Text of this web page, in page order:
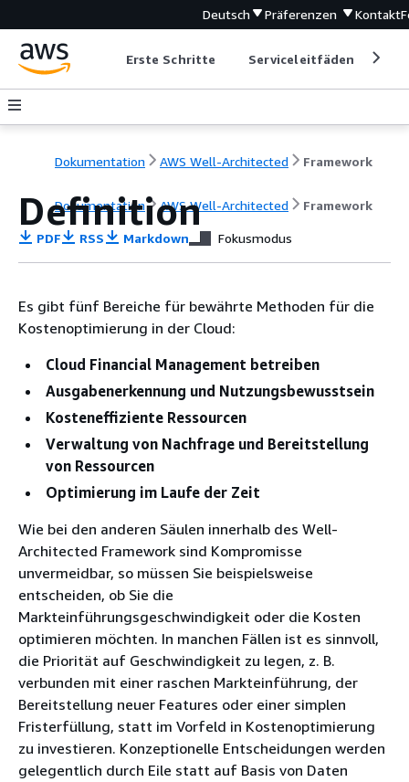
Deutsch Präferenzen Kontakt
Erste Schritte Serviceleitfäden
Dokumentation AWS Well-Architected Framework
Dokumentation AWS Well-Architected Framework
Definition
PDF RSS Markdown Fokusmodus
Es gibt fünf Bereiche für bewährte Methoden für die
Kostenoptimierung in der Cloud:
Cloud Financial Management betreiben
Ausgabenerkennung und Nutzungsbewusstsein
Kosteneffiziente Ressourcen
Verwaltung von Nachfrage und Bereitstellung
von Ressourcen
Optimierung im Laufe der Zeit
Wie bei den anderen Säulen innerhalb des Well-
Architected Framework sind Kompromisse
unvermeidbar, so müssen Sie beispielsweise
entscheiden, ob Sie die
Markteinführungsgeschwindigkeit oder die Kosten
optimieren möchten. In manchen Fällen ist es sinnvoll,
die Priorität auf Geschwindigkeit zu legen, z. B.
verbunden mit einer raschen Markteinführung, der
Bereitstellung neuer Features oder einer simplen
Fristerfüllung, statt im Vorfeld in Kostenoptimierung
zu investieren. Konzeptionelle Entscheidungen werden
gelegentlich durch Eile statt auf Basis von Daten